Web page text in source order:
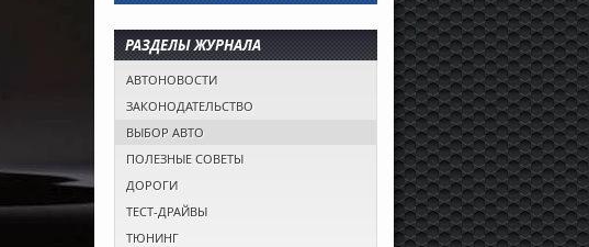
РАЗДЕЛЫ ЖУРНАЛА
АВТОНОВОСТИ
ЗАКОНОДАТЕЛЬСТВО
ВЫБОР АВТО
ПОЛЕЗНЫЕ СОВЕТЫ
ДОРОГИ
ТЕСТ-ДРАЙВЫ
ТЮНИНГ